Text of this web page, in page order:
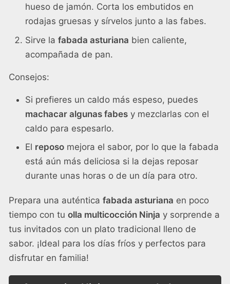
hueso de jamón. Corta los embutidos en
rodajas gruesas y sírvelos junto a las fabes.
Sirve la fabada asturiana bien caliente,
acompañada de pan.
Consejos:
Si prefieres un caldo más espeso, puedes
machacar algunas fabes y mezclarlas con el
caldo para espesarlo.
El reposo mejora el sabor, por lo que la fabada
está aún más deliciosa si la dejas reposar
durante unas horas o de un día para otro.
Prepara una auténtica fabada asturiana en poco
tiempo con tu olla multicocción Ninja y sorprende a
tus invitados con un plato tradicional lleno de
sabor. ¡Ideal para los días fríos y perfectos para
disfrutar en familia!